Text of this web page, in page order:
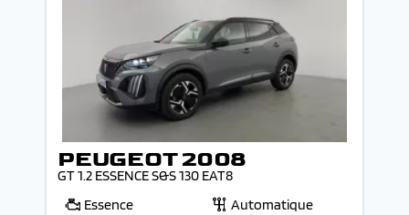
PEUGEOT 2008
GT 1.2 ESSENCE S&S 130 EAT8
Essence
Automatique